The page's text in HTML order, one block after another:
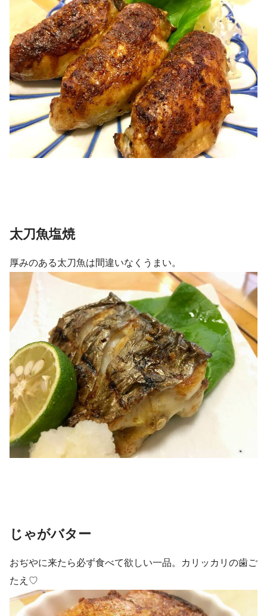
太刀魚塩焼
厚みのある太刀魚は間違いなくうまい。
じゃがバター
おぢやに来たら必ず食べて欲しい一品。カリッカリの歯ご
たえ♡